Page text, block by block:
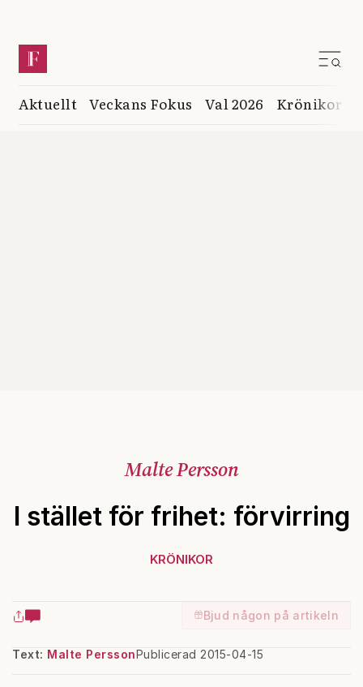
Aktuellt Veckans Fokus Val 2026 Krönikor
Malte Persson
I stället för frihet: förvirring
KRÖNIKOR
Bjud någon på artikeln
Text: Malte PerssonPublicerad 2015-04-15